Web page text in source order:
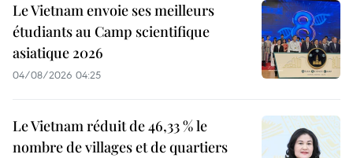
Le Vietnam envoie ses meilleurs
étudiants au Camp scientifique
asiatique 2026
04/08/2026 04:25
Le Vietnam réduit de 46,33 % le
nombre de villages et de quartiers